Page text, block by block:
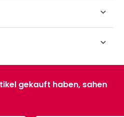
gekauft haben, sahen